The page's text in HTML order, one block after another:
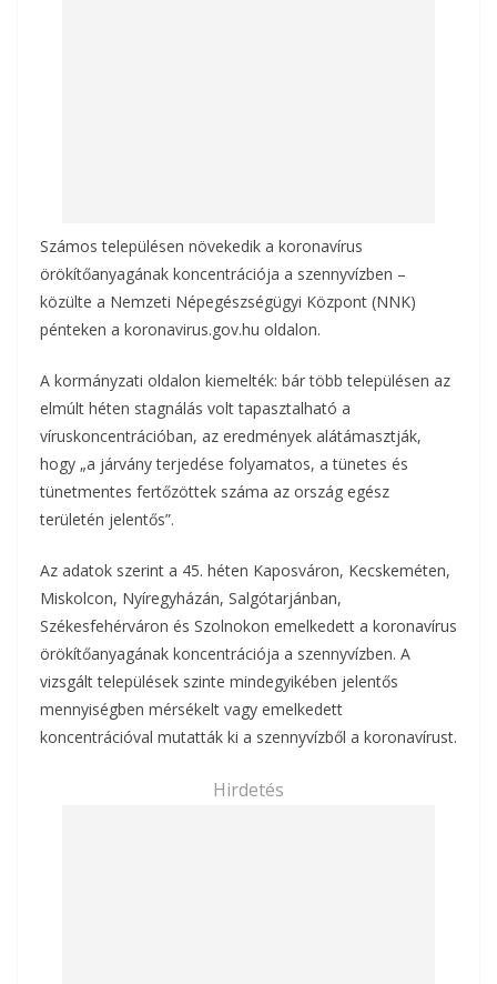
Számos településen növekedik a koronavírus
örökítőanyagának koncentrációja a szennyvízben –
közülte a Nemzeti Népegészségügyi Központ (NNK)
pénteken a koronavirus.gov.hu oldalon.
A kormányzati oldalon kiemelték: bár több településen az
elmúlt héten stagnálás volt tapasztalható a
víruskoncentrációban, az eredmények alátámasztják,
hogy „a járvány terjedése folyamatos, a tünetes és
tünetmentes fertőzöttek száma az ország egész
területén jelentős”.
Az adatok szerint a 45. héten Kaposváron, Kecskeméten,
Miskolcon, Nyíregyházán, Salgótarjánban,
Székesfehérváron és Szolnokon emelkedett a koronavírus
örökítőanyagának koncentrációja a szennyvízben. A
vizsgált települések szinte mindegyikében jelentős
mennyiségben mérsékelt vagy emelkedett
koncentrációval mutatták ki a szennyvízből a koronavírust.
Hirdetés